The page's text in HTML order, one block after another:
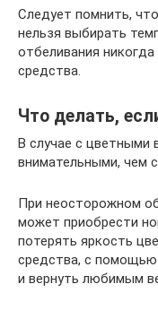
Следует помнить,
нельзя выбирать
отбеливания
средства.
Что делать,
В случае с
внимательными, чем
При неосторожном
может приобрести
потерять яркость
средства, с
и вернуть любимым